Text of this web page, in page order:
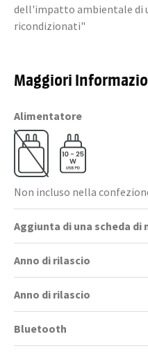
dell'impatto ambientale di
ricondizionati"
Maggiori
Alimentatore
Non incluso nella
Aggiunta di una scheda di
Anno di rilascio
Anno di rilascio
Bluetooth